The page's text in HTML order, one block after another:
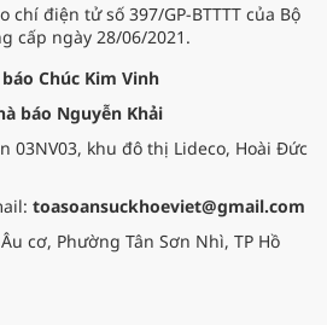
đem đến hơi ấm từ những phương
pháp Nam y thuần Việt, giúp xoa
dịu cơn đau và nâng cao sức khỏe
cho các cựu chiến binh trước sự
thay đổi đột ngột của thời tiết.
chí điện tử số 397/GP-BTTTT của Bộ
cấp ngày 28/06/2021.
Chúc Kim Vinh
báo Nguyễn Khải
03NV03, khu đô thị Lideco, Hoài Đức
toasoansuckhoeviet@gmail.com
cơ, Phường Tân Sơn Nhì, TP Hồ